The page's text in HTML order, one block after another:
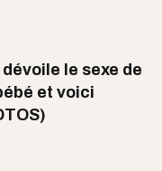
le sexe de
et voici